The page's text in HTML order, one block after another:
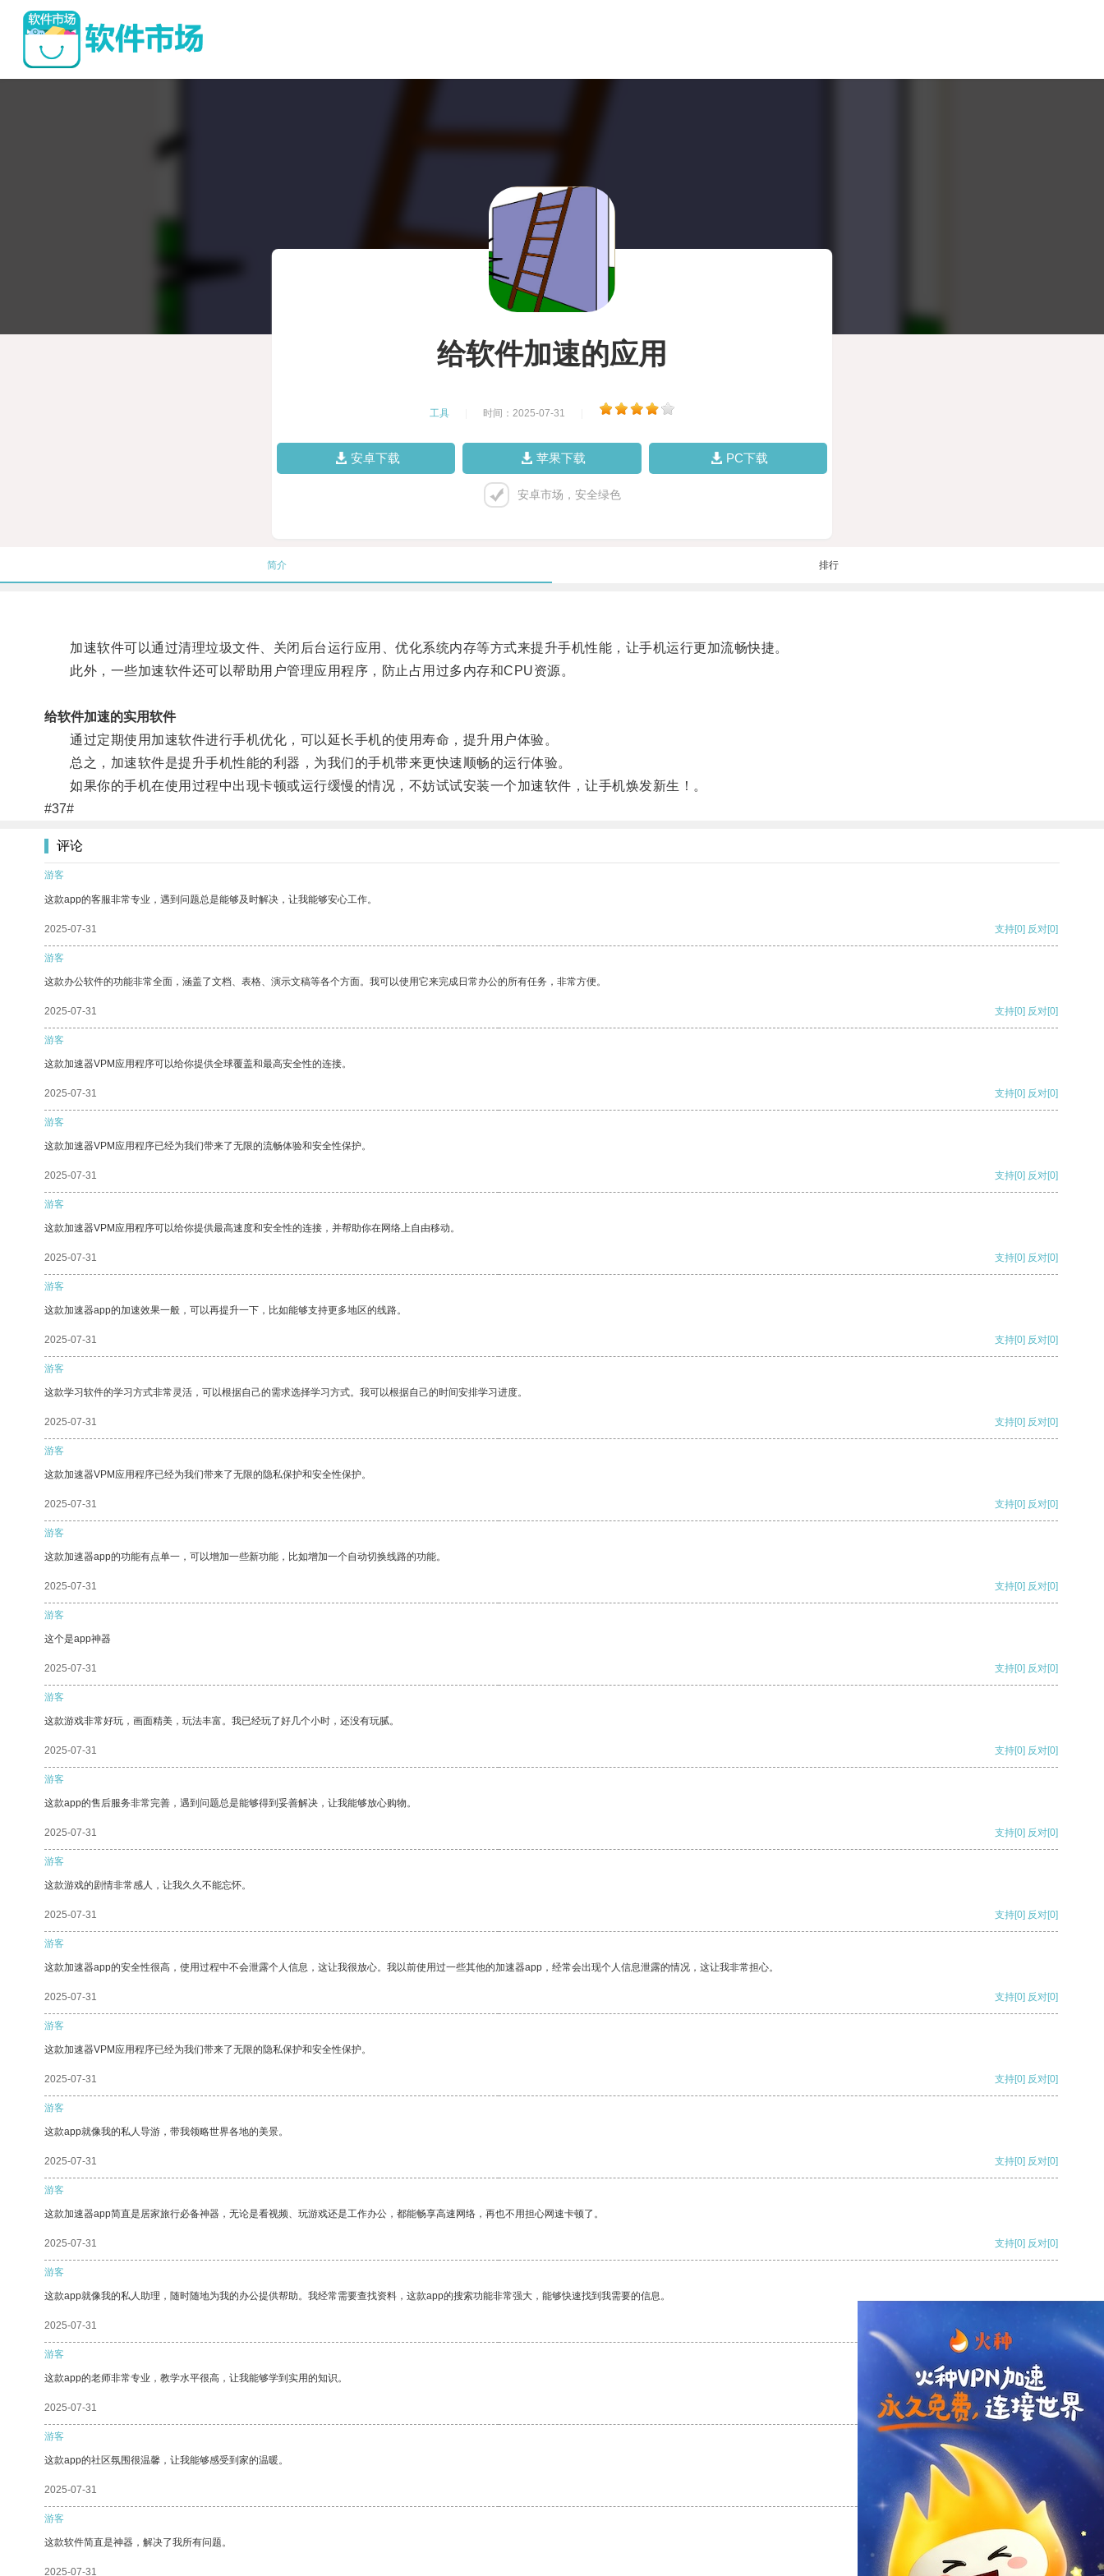
给软件加速的应用
工具 时间：2025-07-31
安卓下载 苹果下载 PC下载
安卓市场，安全绿色
简介 排行
加速软件可以通过清理垃圾文件、关闭后台运行应用、优化系统内存等方式来提升手机性能，让手机运行更加流畅快捷。
此外，一些加速软件还可以帮助用户管理应用程序，防止占用过多内存和CPU资源。
给软件加速的实用软件
通过定期使用加速软件进行手机优化，可以延长手机的使用寿命，提升用户体验。
总之，加速软件是提升手机性能的利器，为我们的手机带来更快速顺畅的运行体验。
如果你的手机在使用过程中出现卡顿或运行缓慢的情况，不妨试试安装一个加速软件，让手机焕发新生！。
#37#
评论
游客
这款app的客服非常专业，遇到问题总是能够及时解决，让我能够安心工作。
2025-07-31 支持[0] 反对[0]
游客
这款办公软件的功能非常全面，涵盖了文档、表格、演示文稿等各个方面。我可以使用它来完成日常办公的所有任务，非常方便。
2025-07-31 支持[0] 反对[0]
游客
这款加速器VPM应用程序可以给你提供全球覆盖和最高安全性的连接。
2025-07-31 支持[0] 反对[0]
游客
这款加速器VPM应用程序已经为我们带来了无限的流畅体验和安全性保护。
2025-07-31 支持[0] 反对[0]
游客
这款加速器VPM应用程序可以给你提供最高速度和安全性的连接，并帮助你在网络上自由移动。
2025-07-31 支持[0] 反对[0]
游客
这款加速器app的加速效果一般，可以再提升一下，比如能够支持更多地区的线路。
2025-07-31 支持[0] 反对[0]
游客
这款学习软件的学习方式非常灵活，可以根据自己的需求选择学习方式。我可以根据自己的时间安排学习进度。
2025-07-31 支持[0] 反对[0]
游客
这款加速器VPM应用程序已经为我们带来了无限的隐私保护和安全性保护。
2025-07-31 支持[0] 反对[0]
游客
这款加速器app的功能有点单一，可以增加一些新功能，比如增加一个自动切换线路的功能。
2025-07-31 支持[0] 反对[0]
游客
这个是app神器
2025-07-31 支持[0] 反对[0]
游客
这款游戏非常好玩，画面精美，玩法丰富。我已经玩了好几个小时，还没有玩腻。
2025-07-31 支持[0] 反对[0]
游客
这款app的售后服务非常完善，遇到问题总是能够得到妥善解决，让我能够放心购物。
2025-07-31 支持[0] 反对[0]
游客
这款游戏的剧情非常感人，让我久久不能忘怀。
2025-07-31 支持[0] 反对[0]
游客
这款加速器app的安全性很高，使用过程中不会泄露个人信息，这让我很放心。我以前使用过一些其他的加速器app，经常会出现个人信息泄露的情况，这让我非常担心。
2025-07-31 支持[0] 反对[0]
游客
这款加速器VPM应用程序已经为我们带来了无限的隐私保护和安全性保护。
2025-07-31 支持[0] 反对[0]
游客
这款app就像我的私人导游，带我领略世界各地的美景。
2025-07-31 支持[0] 反对[0]
游客
这款加速器app简直是居家旅行必备神器，无论是看视频、玩游戏还是工作办公，都能畅享高速网络，再也不用担心网速卡顿了。
2025-07-31 支持[0] 反对[0]
游客
这款app就像我的私人助理，随时随地为我的办公提供帮助。我经常需要查找资料，这款app的搜索功能非常强大，能够快速找到我需要的信息。
2025-07-31
游客
这款app的老师非常专业，教学水平很高，让我能够学到实用的知识。
2025-07-31 支持 [0] 反对[0]
游客
这款app的社区氛围很温馨，让我能够感受到家的温暖。
2025-07-31 支持[0] 反对
游客
这款软件简直是神器，解决了我所有问题。
2025-07-31 支持[0] 反对[0]